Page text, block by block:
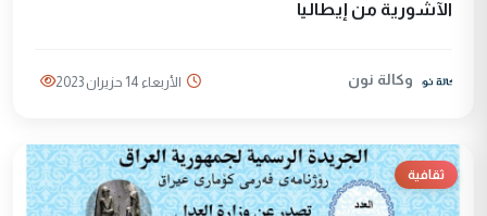
الآشورية من إيطاليا
وكالة نون الأربعاء 14 حزيران 2023
ثقافية